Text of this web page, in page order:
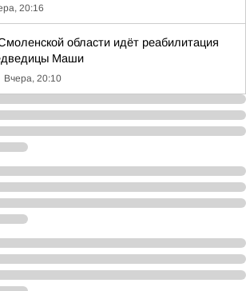
20:16
области идёт реабилитация
Маши
Вчера, 20:10